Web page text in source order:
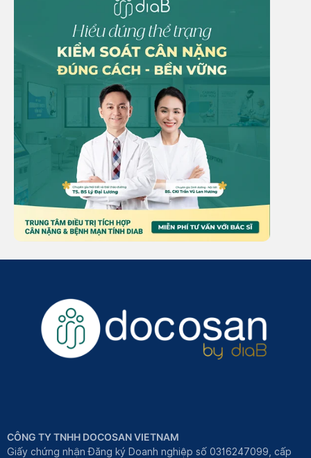
CÔNG TY TNHH DOCOSAN VIETNAM
Giấy chứng nhận Đăng ký Doanh nghiệp số 0316247099, cấp